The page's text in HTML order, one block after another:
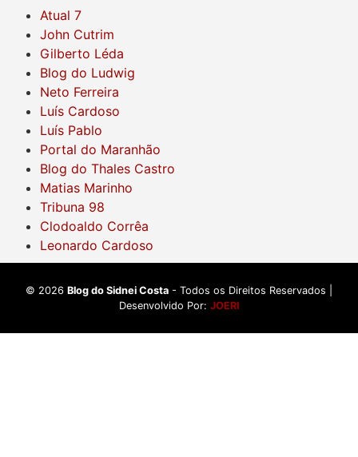
Atual 7
John Cutrim
Gilberto Léda
Blog do Ludwig
Neto Ferreira
Luís Cardoso
Luís Pablo
Portal do Maranhão
Blog do Thales Castro
Matias Marinho
Tribuna 98
Clodoaldo Corrêa
Leonardo Cardoso
© 2026 Blog do Sidnei Costa - Todos os Direitos Reservados |
Desenvolvido Por: JOERI